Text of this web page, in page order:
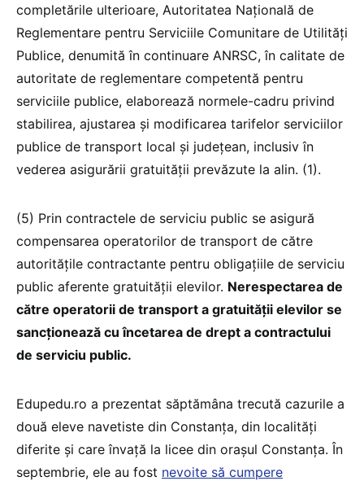
completările ulterioare, Autoritatea Națională de
Reglementare pentru Serviciile Comunitare de Utilități
Publice, denumită în continuare ANRSC, în calitate de
autoritate de reglementare competentă pentru
serviciile publice, elaborează normele-cadru privind
stabilirea, ajustarea și modificarea tarifelor serviciilor
publice de transport local și județean, inclusiv în
vederea asigurării gratuității prevăzute la alin. (1).
(5) Prin contractele de serviciu public se asigură
compensarea operatorilor de transport de către
autoritățile contractante pentru obligațiile de serviciu
public aferente gratuității elevilor. Nerespectarea de
către operatorii de transport a gratuității elevilor se
sancționează cu încetarea de drept a contractului
de serviciu public.
Edupedu.ro a prezentat săptămâna trecută cazurile a
două eleve navetiste din Constanța, din localități
diferite și care învață la licee din orașul Constanța. În
septembrie, ele au fost nevoite să cumpere